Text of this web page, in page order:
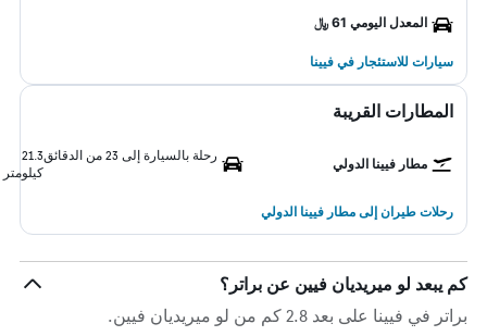
المعدل اليومي 61 ﷼
سيارات للاستئجار في فيينا
المطارات القريبة
مطار فيينا الدولي
رحلة بالسيارة إلى 23 من الدقائق
21.3
كيلومتر
رحلات طيران إلى مطار فيينا الدولي
كم يبعد لو ميريديان فيين عن براتر؟
براتر في فيينا على بعد 2.8 كم من لو ميريديان فيين.